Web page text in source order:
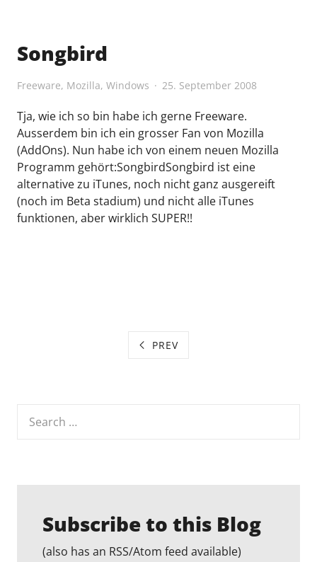
Songbird
Freeware, Mozilla, Windows 25. September 2008
Tja, wie ich so bin habe ich gerne Freeware.
Ausserdem bin ich ein grosser Fan von Mozilla
(AddOns). Nun habe ich von einem neuen Mozilla
Programm gehört:SongbirdSongbird ist eine
alternative zu iTunes, noch nicht ganz ausgereift
(noch im Beta stadium) und nicht alle iTunes
funktionen, aber wirklich SUPER!!
PREV
for:
Subscribe to this Blog
(also has an RSS/Atom feed available)